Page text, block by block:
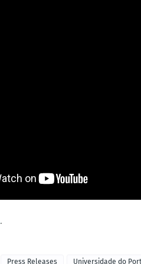
.
Press Releases Universidade do